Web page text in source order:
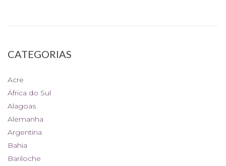
CATEGORIAS
Acre
África do Sul
Alagoas
Alemanha
Argentina
Bahia
Bariloche